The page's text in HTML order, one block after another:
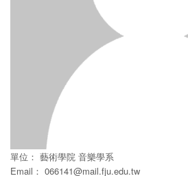
單位： 藝術學院 音樂學系
Email： 066141@mail.fju.edu.tw